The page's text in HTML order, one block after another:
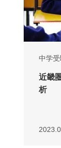
中学
近畿
析